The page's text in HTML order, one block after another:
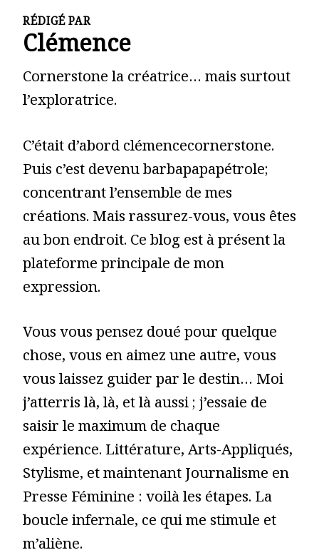
RÉDIGÉ PAR
Clémence
Cornerstone la créatrice… mais surtout
l’exploratrice.
C’était d’abord clémencecornerstone.
Puis c’est devenu barbapapapétrole;
concentrant l’ensemble de mes
créations. Mais rassurez-vous, vous êtes
au bon endroit. Ce blog est à présent la
plateforme principale de mon
expression.
Vous vous pensez doué pour quelque
chose, vous en aimez une autre, vous
vous laissez guider par le destin… Moi
j’atterris là, là, et là aussi ; j’essaie de
saisir le maximum de chaque
expérience. Littérature, Arts-Appliqués,
Stylisme, et maintenant Journalisme en
Presse Féminine : voilà les étapes. La
boucle infernale, ce qui me stimule et
m’aliène.